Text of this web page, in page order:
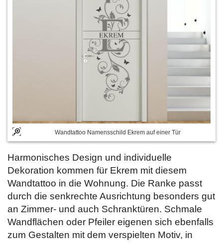
Wandtattoo Namensschild Ekrem auf einer Tür
Harmonisches Design und individuelle
Dekoration kommen für Ekrem mit diesem
Wandtattoo in die Wohnung. Die Ranke passt
durch die senkrechte Ausrichtung besonders gut
an Zimmer- und auch Schranktüren. Schmale
Wandflächen oder Pfeiler eigenen sich ebenfalls
zum Gestalten mit dem verspielten Motiv, in